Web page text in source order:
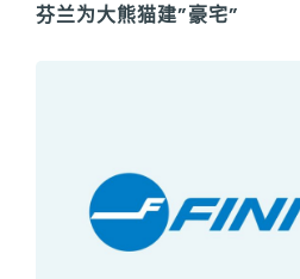
芬兰为大熊猫建”豪宅”